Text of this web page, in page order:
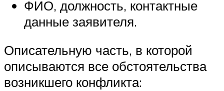
ФИО, должность, контактные
данные заявителя.
Описательную часть, в которой
описываются все обстоятельства
возникшего конфликта: